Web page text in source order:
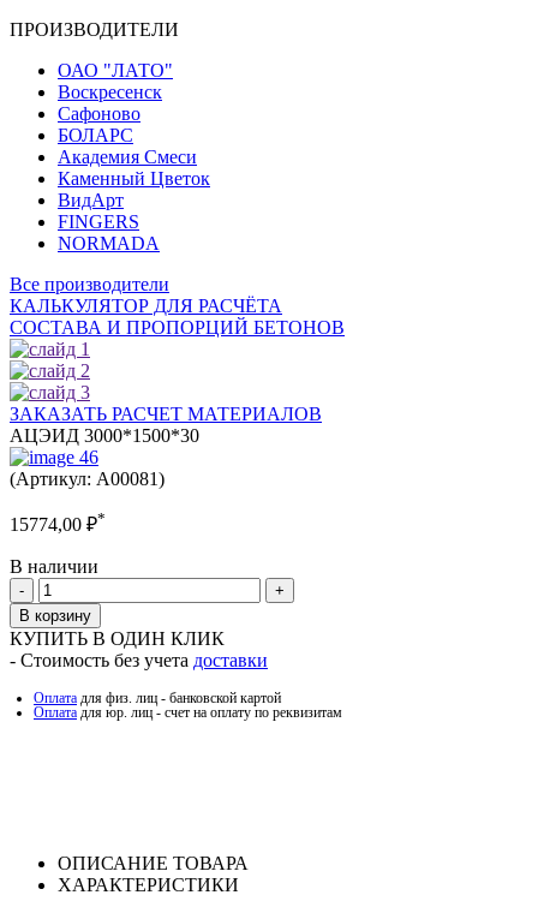
ПРОИЗВОДИТЕЛИ
ОАО "ЛАТО"
Воскресенск
Сафоново
БОЛАРС
Академия Смеси
Каменный Цветок
ВидАрт
FINGERS
NORMADA
Все производители
КАЛЬКУЛЯТОР ДЛЯ РАСЧЁТА
СОСТАВА И ПРОПОРЦИЙ БЕТОНОВ
ЗАКАЗАТЬ РАСЧЕТ МАТЕРИАЛОВ
АЦЭИД 3000*1500*30
(Артикул: A00081)
15774,00 ₽*
В наличии
Количество
В корзину
КУПИТЬ В ОДИН КЛИК
- Стоимость без учета доставки
Оплата для физ. лиц - банковской картой
Оплата для юр. лиц - счет на оплату по реквизитам
ОПИСАНИЕ ТОВАРА
ХАРАКТЕРИСТИКИ